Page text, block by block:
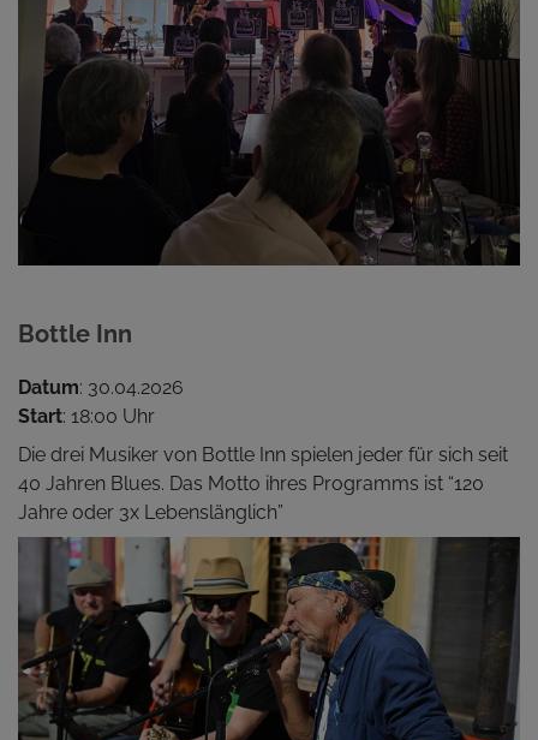
Bottle Inn
Datum: 30.04.2026
Start: 18:00 Uhr
Die drei Musiker von Bottle Inn spielen jeder für sich seit
40 Jahren Blues. Das Motto ihres Programms ist “120
Jahre oder 3x Lebenslänglich”